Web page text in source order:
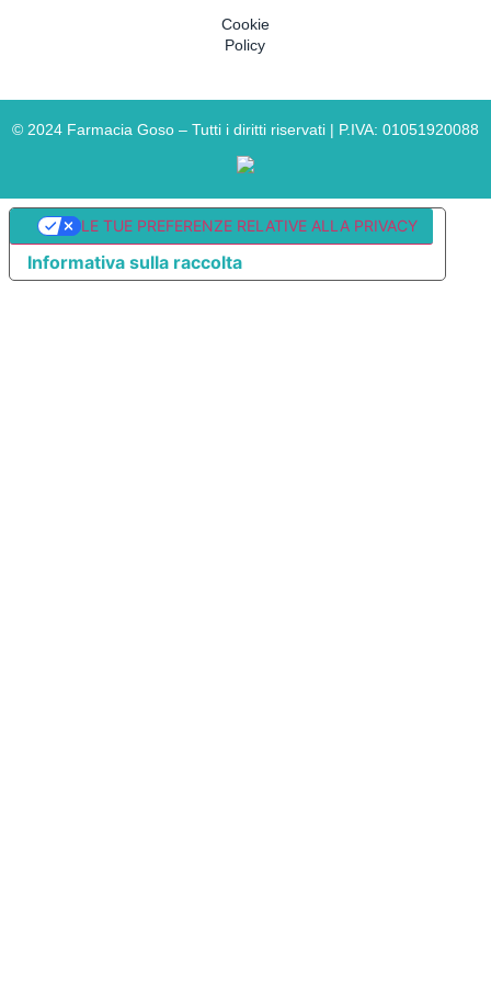
Cookie
Policy
© 2024 Farmacia Goso – Tutti i diritti riservati | P.IVA: 01051920088
Informativa sulla raccolta
LE TUE PREFERENZE RELATIVE ALLA PRIVACY